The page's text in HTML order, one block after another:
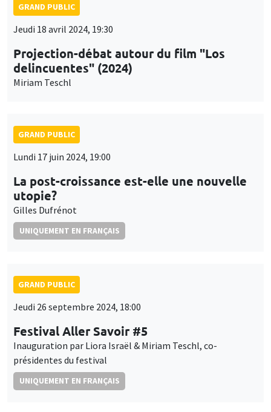
GRAND PUBLIC
Jeudi 18 avril 2024, 19:30
Projection-débat autour du film "Los
delincuentes" (2024)
Miriam Teschl
GRAND PUBLIC
Lundi 17 juin 2024, 19:00
La post-croissance est-elle une nouvelle
utopie?
Gilles Dufrénot
UNIQUEMENT EN FRANÇAIS
GRAND PUBLIC
Jeudi 26 septembre 2024, 18:00
Festival Aller Savoir #5
Inauguration par Liora Israël & Miriam Teschl, co-
présidentes du festival
UNIQUEMENT EN FRANÇAIS